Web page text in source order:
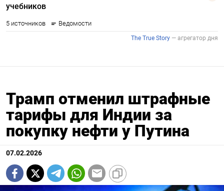
Трамп отменил штрафные
тарифы для Индии за
покупку нефти у Путина
07.02.2026